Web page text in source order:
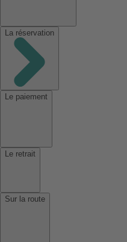
La réservation
Le paiement
Le retrait
Sur la route